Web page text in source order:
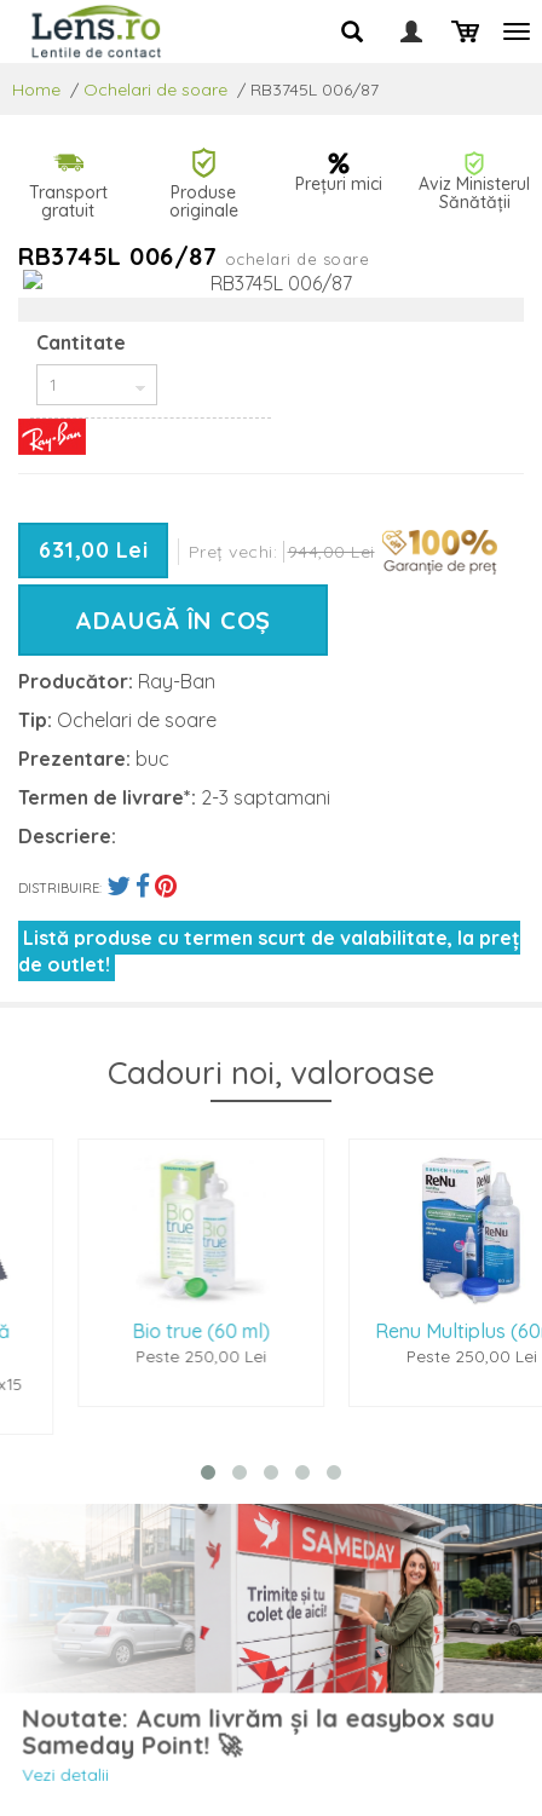
Home / Ochelari de soare / RB3745L 006/87
Transport
gratuit
Produse
originale
Prețuri mici
Aviz Ministerul
Sănătății
RB3745L 006/87 ochelari de soare
Cantitate
631,00 Lei Preț vechi: 944,00 Lei
ADAUGĂ ÎN COȘ
Producător: Ray-Ban
Tip: Ochelari de soare
Prezentare: buc
Termen de livrare*: 2-3 saptamani
Descriere:
DISTRIBUIRE:
Listă produse cu termen scurt de valabilitate, la preț
de outlet!
Cadouri noi, valoroase
Bio true (60 ml)
Peste 250,00 Lei
Renu Multiplus (60ml)
Peste 250,00 Lei
Noutate: Acum livrăm și la easybox sau
Sameday Point! 🚀
Vezi detalii